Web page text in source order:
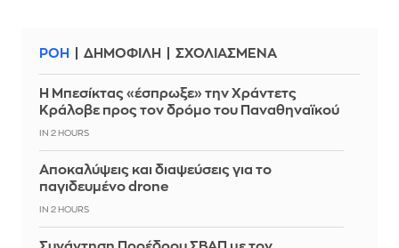
ΡΟΗ ΔΗΜΟΦΙΛΗ ΣΧΟΛΙΑΣΜΕΝΑ
Η Μπεσίκτας «έσπρωξε» την Χράντετς
Κράλοβε προς τον δρόμο του Παναθηναϊκού
IN 2 HOURS
Αποκαλύψεις και διαψεύσεις για το
παγιδευμένο drone
IN 2 HOURS